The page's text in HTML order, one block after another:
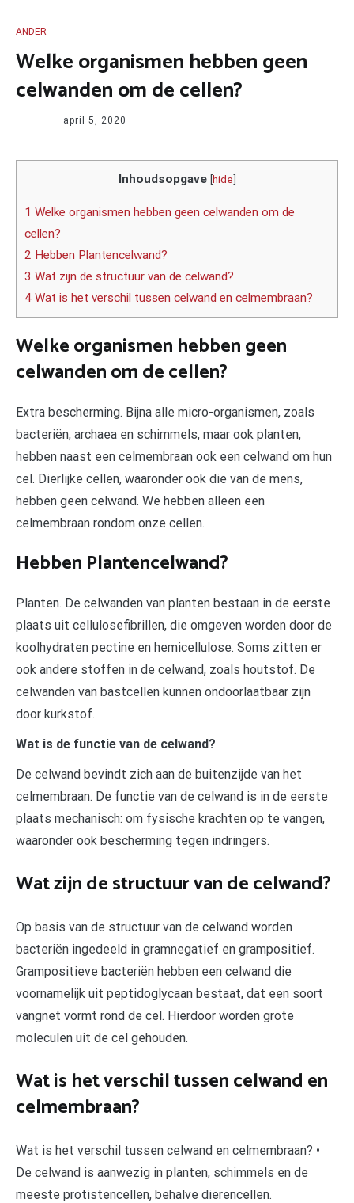
ANDER
Welke organismen hebben geen
celwanden om de cellen?
Author april 5, 2020
Inhoudsopgave [hide]
1 Welke organismen hebben geen celwanden om de
cellen?
2 Hebben Plantencelwand?
3 Wat zijn de structuur van de celwand?
4 Wat is het verschil tussen celwand en celmembraan?
Welke organismen hebben geen
celwanden om de cellen?
Extra bescherming. Bijna alle micro-organismen, zoals
bacteriën, archaea en schimmels, maar ook planten,
hebben naast een celmembraan ook een celwand om hun
cel. Dierlijke cellen, waaronder ook die van de mens,
hebben geen celwand. We hebben alleen een
celmembraan rondom onze cellen.
Hebben Plantencelwand?
Planten. De celwanden van planten bestaan in de eerste
plaats uit cellulosefibrillen, die omgeven worden door de
koolhydraten pectine en hemicellulose. Soms zitten er
ook andere stoffen in de celwand, zoals houtstof. De
celwanden van bastcellen kunnen ondoorlaatbaar zijn
door kurkstof.
Wat is de functie van de celwand?
De celwand bevindt zich aan de buitenzijde van het
celmembraan. De functie van de celwand is in de eerste
plaats mechanisch: om fysische krachten op te vangen,
waaronder ook bescherming tegen indringers.
Wat zijn de structuur van de celwand?
Op basis van de structuur van de celwand worden
bacteriën ingedeeld in gramnegatief en grampositief.
Grampositieve bacteriën hebben een celwand die
voornamelijk uit peptidoglycaan bestaat, dat een soort
vangnet vormt rond de cel. Hierdoor worden grote
moleculen uit de cel gehouden.
Wat is het verschil tussen celwand en
celmembraan?
Wat is het verschil tussen celwand en celmembraan? •
De celwand is aanwezig in planten, schimmels en de
meeste protistencellen, behalve dierencellen.